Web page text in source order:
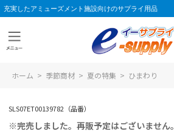
充実したアミューズメント施設向けのサプライ用品
ホーム > 季節商材 > 夏の特集 > ひまわり
SLS07ET00139782（品番）
※完売しました。再販予定はございません。